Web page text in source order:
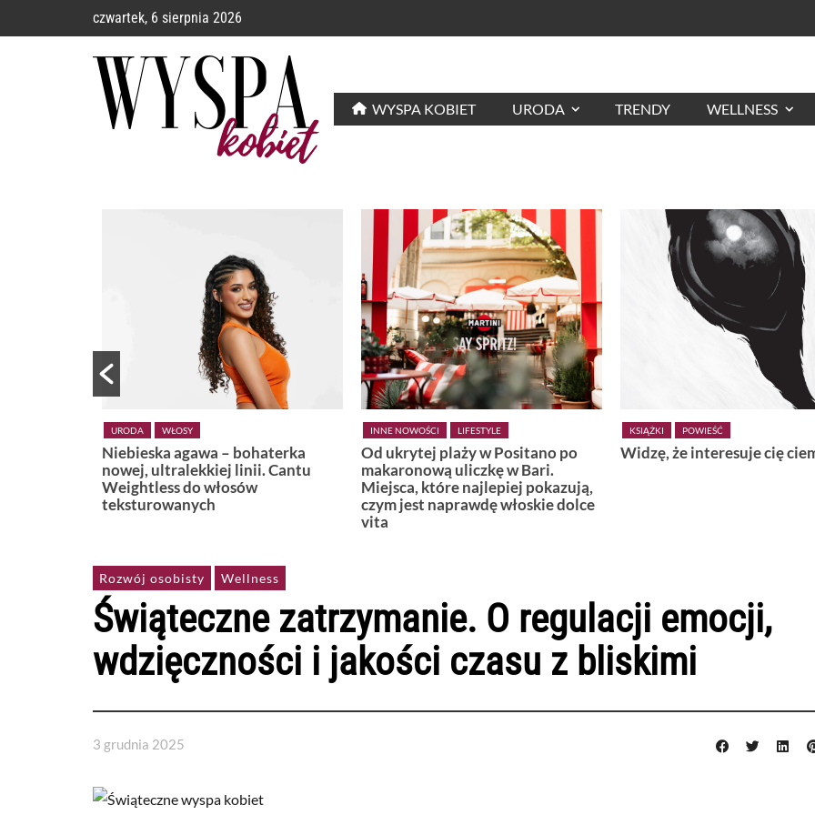
czwartek, 6 sierpnia 2026
WYSPA KOBIET URODA TRENDY WELLNESS
INNE NOWOŚCI
Od ukrytej plaży w Positano po
makaronową uliczkę w Bari.
Miejsca, które najlepiej pokazują,
czym jest naprawdę włoskie dolce
KSIĄŻKI POWIEŚĆ
Widzę, że interesuje cię ciemność
KSIĄŻKI POWIEŚĆ
Wiedźmy z Vardø
Rozwój osobisty Wellness
Świąteczne zatrzymanie. O regulacji emocji,
wdzięczności i jakości czasu z bliskimi
3 grudnia 2025